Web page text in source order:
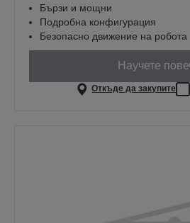
Бързи и мощни
Подробна конфигурация
Безопасно движение на робота
Научете
Откъде да закупите